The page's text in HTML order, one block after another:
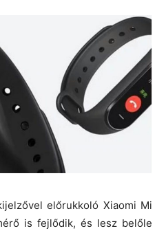
előrukkoló Xiaomi Mi
is fejlődik, és lesz belőle